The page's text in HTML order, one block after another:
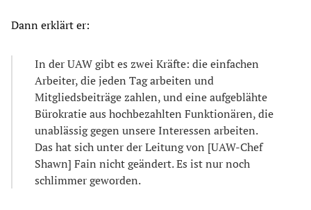
Dann erklärt er:
In der UAW gibt es zwei Kräfte: die einfachen
Arbeiter, die jeden Tag arbeiten und
Mitgliedsbeiträge zahlen, und eine aufgeblähte
Bürokratie aus hochbezahlten Funktionären, die
unablässig gegen unsere Interessen arbeiten.
Das hat sich unter der Leitung von [UAW-Chef
Shawn] Fain nicht geändert. Es ist nur noch
schlimmer geworden.